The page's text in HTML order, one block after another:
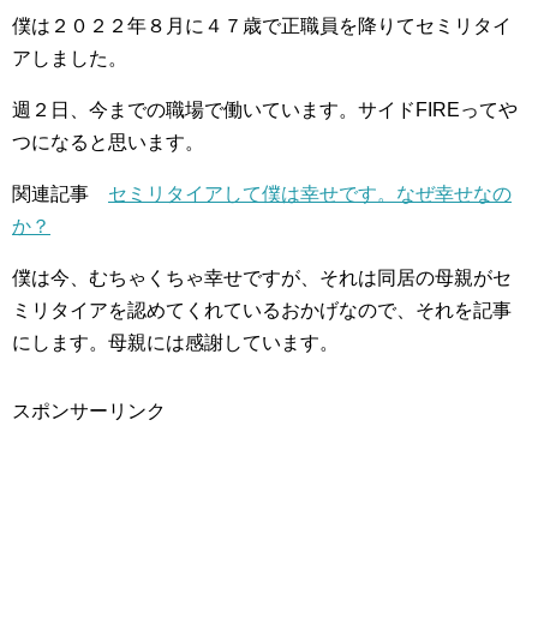
僕は２０２２年８月に４７歳で正職員を降りてセミリタイ
アしました。
週２日、今までの職場で働いています。サイドFIREってや
つになると思います。
関連記事 セミリタイアして僕は幸せです。なぜ幸せなの
か？
僕は今、むちゃくちゃ幸せですが、それは同居の母親がセ
ミリタイアを認めてくれているおかげなので、それを記事
にします。母親には感謝しています。
スポンサーリンク